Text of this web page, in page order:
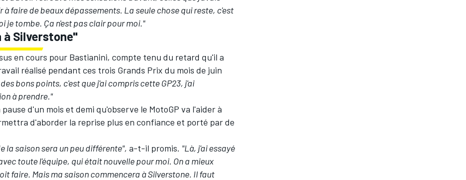
faire de beaux dépassements. La seule chose qui reste, c'est
je tombe. Ça n'est pas clair pour moi."
à Silverstone"
en cours pour Bastianini, compte tenu du retard qu'il a
réalisé pendant ces trois Grands Prix du mois de juin
des bons points, c'est que j'ai compris cette GP23, j'ai
à prendre."
d'un mois et demi qu'observe le MotoGP va l'aider à
d'aborder la reprise plus en confiance et porté par de
la saison sera un peu différente", a-t-il promis. "Là, j'ai essayé
toute l'équipe, qui était nouvelle pour moi. On a mieux
faire. Mais ma saison commencera à Silverstone. Il faut